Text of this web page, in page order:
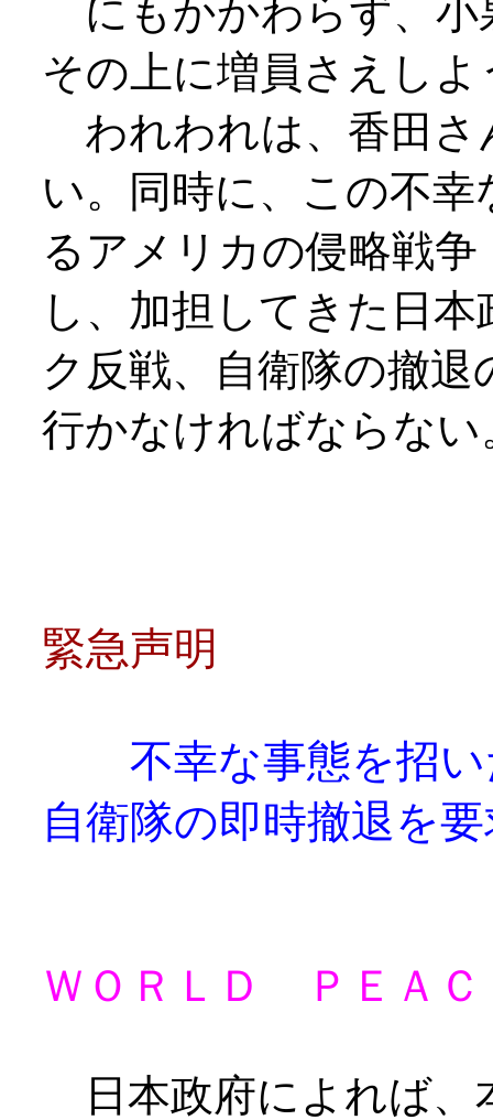
にもかかわらず、小
その上に増員さえし
われわれは、香田さ
い。同時に、この不
るアメリカの侵略戦
し、加担してきた日
ク反戦、自衛隊の撤
行かなければならない
緊急声明
不幸な事態を招
自衛隊の即時撤退を
ＷＯＲＬＤ ＰＥＡ
日本政府によれば、